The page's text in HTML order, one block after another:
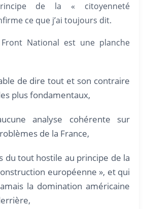
de la « citoyenneté
ce que j’ai toujours dit.
National est une planche
de dire tout et son contraire
plus fondamentaux,
analyse cohérente sur
de la France,
du tout hostile au principe de la
européenne », et qui
la domination américaine